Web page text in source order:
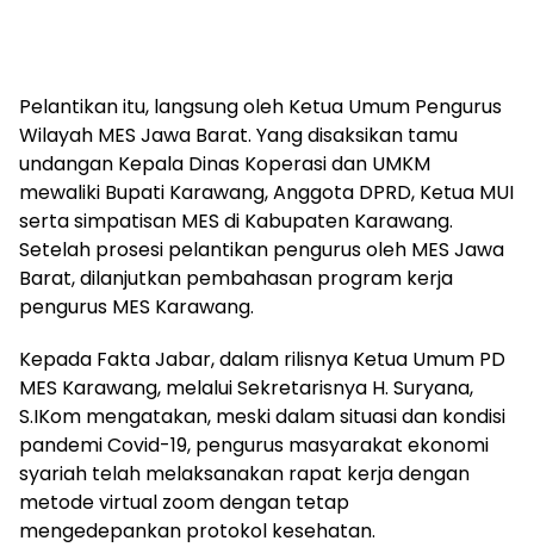
Pelantikan itu, langsung oleh Ketua Umum Pengurus
Wilayah MES Jawa Barat. Yang disaksikan tamu
undangan Kepala Dinas Koperasi dan UMKM
mewaliki Bupati Karawang, Anggota DPRD, Ketua MUI
serta simpatisan MES di Kabupaten Karawang.
Setelah prosesi pelantikan pengurus oleh MES Jawa
Barat, dilanjutkan pembahasan program kerja
pengurus MES Karawang.
Kepada Fakta Jabar, dalam rilisnya Ketua Umum PD
MES Karawang, melalui Sekretarisnya H. Suryana,
S.IKom mengatakan, meski dalam situasi dan kondisi
pandemi Covid-19, pengurus masyarakat ekonomi
syariah telah melaksanakan rapat kerja dengan
metode virtual zoom dengan tetap
mengedepankan protokol kesehatan.